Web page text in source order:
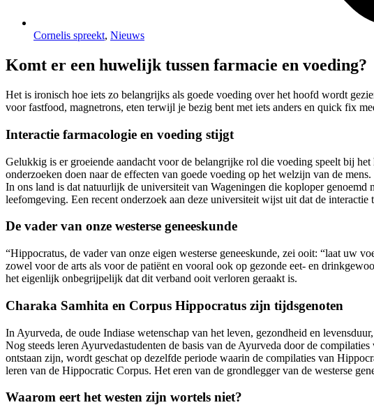
Cornelis spreekt, Nieuws
Komt er een huwelijk tussen farmacie en voeding?
Het is ironisch hoe iets zo belangrijks als goede voeding over het hoofd wordt
voor fastfood, magnetrons, eten terwijl je bezig bent met iets anders en quick fix
Interactie farmacologie en voeding stijgt
Gelukkig is er groeiende aandacht voor de belangrijke rol die voeding speelt bij
onderzoeken doen naar de effecten van goede voeding op het welzijn van de mens.
In ons land is dat natuurlijk de universiteit van Wageningen die koploper
leefomgeving. Een recent onderzoek aan deze universiteit wijst uit dat de
De vader van onze westerse geneeskunde
“Hippocratus, de vader van onze eigen westerse geneeskunde, zei ooit: “laat uw
zowel voor de arts als voor de patiënt en vooral ook op gezonde eet- en
het eigenlijk onbegrijpelijk dat dit verband ooit verloren geraakt is.
Charaka Samhita en Corpus Hippocratus zijn tijdsgenoten
In Ayurveda, de oude Indiase wetenschap van het leven, gezondheid en
Nog steeds leren Ayurvedastudenten de basis van de Ayurveda door de
ontstaan zijn, wordt geschat op dezelfde periode waarin de compilaties van
leren van de Hippocratic Corpus. Het eren van de grondlegger van de westerse
Waarom eert het westen zijn wortels niet?